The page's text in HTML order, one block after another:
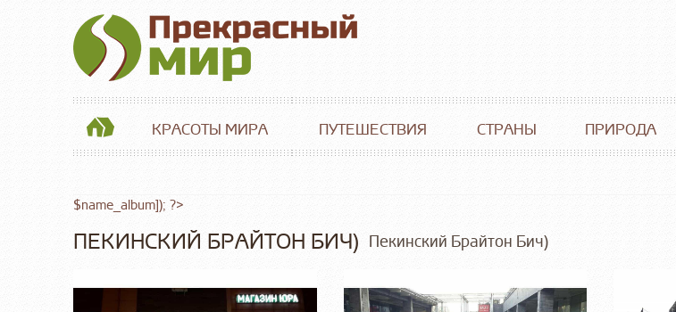
КРАСОТЫ МИРА ПУТЕШЕСТВИЯ СТРАНЫ ПРИРОДА
$name_album]); ?>
ПЕКИНСКИЙ БРАЙТОН БИЧ) Пекинский Брайтон Бич)